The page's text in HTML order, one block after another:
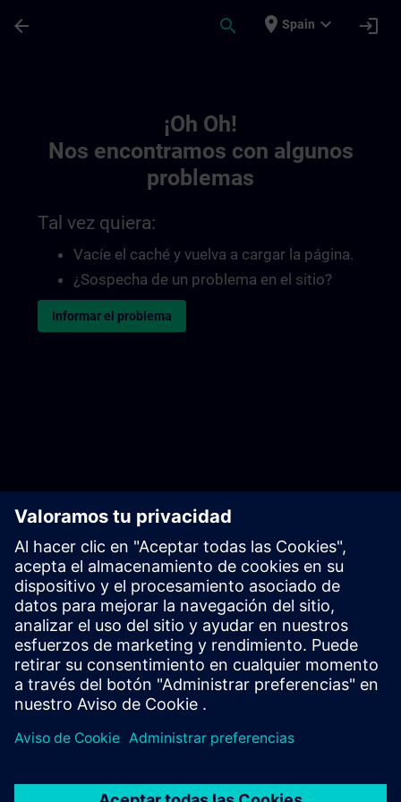
arrow_back search place Spain expand_more login
¡Oh Oh!
Nos encontramos con algunos
problemas
Tal vez quiera:
Vacíe el caché y vuelva a cargar la página.
¿Sospecha de un problema en el sitio?
Informar el problema